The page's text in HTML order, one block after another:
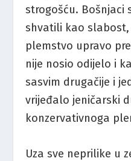
strogošću. Bošnjaci
shvatili kao
plemstvo upravo
nije nosio odijelo i
sasvim drugačije i
vrijeđalo jeničarski
konzervativnoga
Uza sve neprilike u